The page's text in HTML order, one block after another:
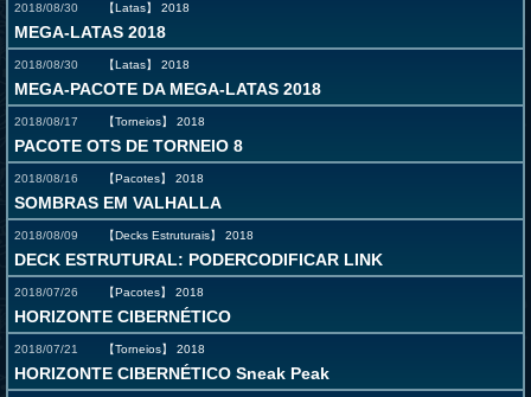
2018/08/30 【Latas】 2018
MEGA-LATAS 2018
2018/08/30 【Latas】 2018
MEGA-PACOTE DA MEGA-LATAS 2018
2018/08/17 【Torneios】 2018
PACOTE OTS DE TORNEIO 8
2018/08/16 【Pacotes】 2018
SOMBRAS EM VALHALLA
2018/08/09 【Decks Estruturais】 2018
DECK ESTRUTURAL: PODERCODIFICAR LINK
2018/07/26 【Pacotes】 2018
HORIZONTE CIBERNÉTICO
2018/07/21 【Torneios】 2018
HORIZONTE CIBERNÉTICO Sneak Peak